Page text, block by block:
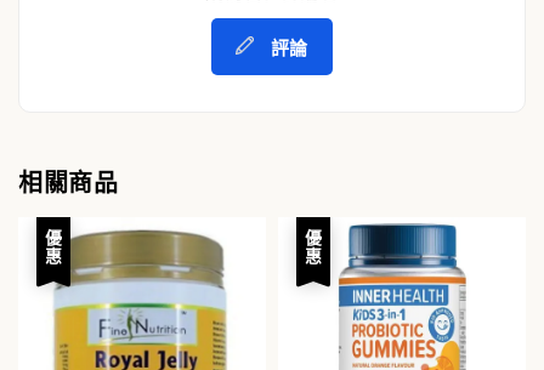
評論
相關商品
優惠 優惠